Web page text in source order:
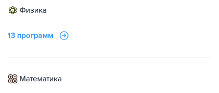
физика
13 программ
математика